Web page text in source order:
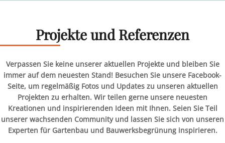
Projekte und Referenzen
Verpassen Sie keine unserer aktuellen Projekte und bleiben Sie
immer auf dem neuesten Stand! Besuchen Sie unsere Facebook-
Seite, um regelmäßig Fotos und Updates zu unseren aktuellen
Projekten zu erhalten. Wir teilen gerne unsere neuesten
Kreationen und inspirierenden Ideen mit Ihnen. Seien Sie Teil
unserer wachsenden Community und lassen Sie sich von unseren
Experten für Gartenbau und Bauwerksbegrünung inspirieren.